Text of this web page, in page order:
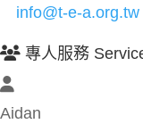
info@t-e-a.org.tw
專人服務
Aidan